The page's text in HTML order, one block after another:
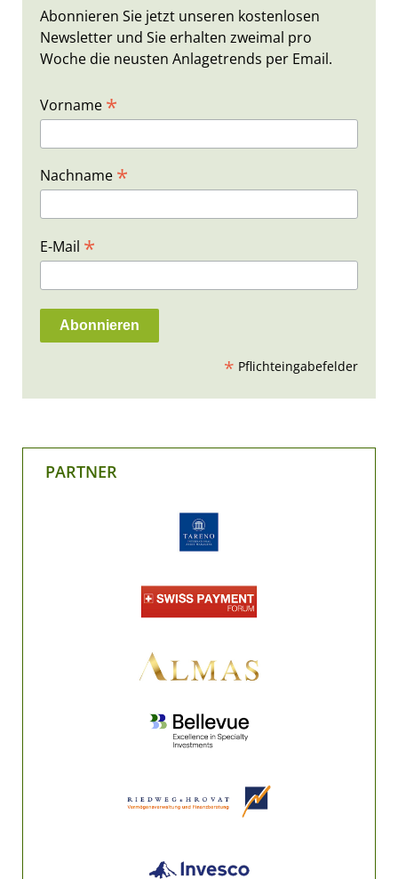
Abonnieren Sie jetzt unseren kostenlosen
Newsletter und Sie erhalten zweimal pro
Woche die neusten Anlagetrends per Email.
Vorname *
Nachname *
E-Mail *
* Pflichteingabefelder
PARTNER